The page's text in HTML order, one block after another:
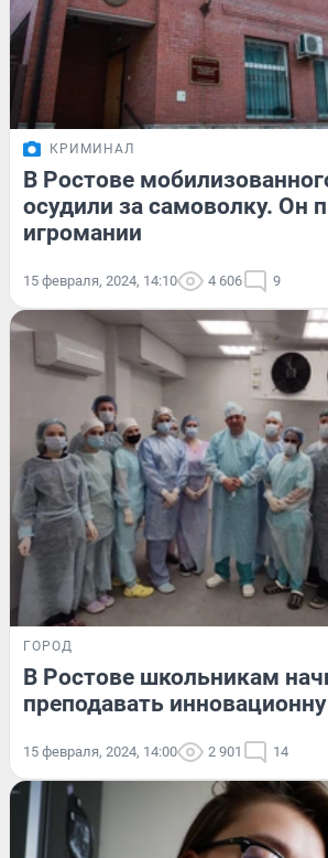
КРИМИНАЛ
В Ростове
осудили за самоволку. Он
игромании
15 февраля, 2024, 14:10 4 606 9
ГОРОД
В Ростове школьникам
преподавать
15 февраля, 2024, 14:00 2 901 14